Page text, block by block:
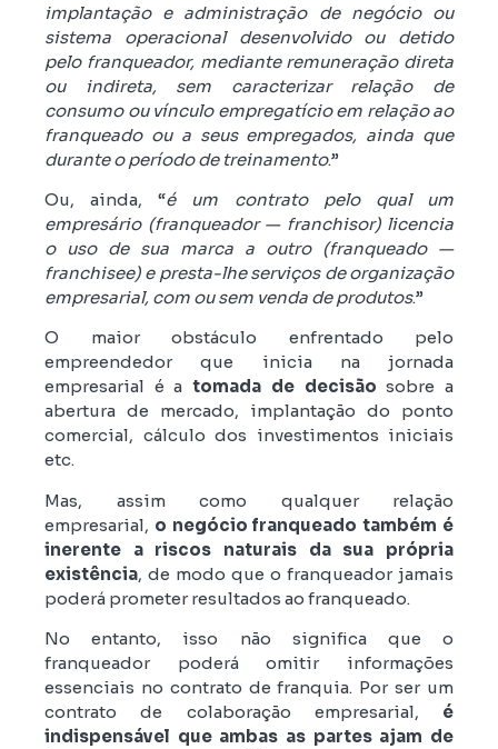
implantação e administração de negócio ou
sistema operacional desenvolvido ou detido
pelo franqueador, mediante remuneração direta
ou indireta, sem caracterizar relação de
consumo ou vínculo empregatício em relação ao
franqueado ou a seus empregados, ainda que
durante o período de treinamento.”
Ou, ainda, “é um contrato pelo qual um
empresário (franqueador — franchisor) licencia
o uso de sua marca a outro (franqueado —
franchisee) e presta-lhe serviços de organização
empresarial, com ou sem venda de produtos.”
O maior obstáculo enfrentado pelo
empreendedor que inicia na jornada
empresarial é atomada de decisão sobre a
abertura de mercado, implantação do ponto
comercial, cálculo dos investimentos iniciais
etc.
Mas, assim como qualquer relação
empresarial, o negócio franqueado também é
inerente a riscos naturais da sua própria
existência, de modo que o franqueador jamais
poderá prometer resultados ao franqueado.
No entanto, isso não significa que o
franqueador poderá omitir informações
essenciais no contrato de franquia. Por ser um
contrato de colaboração empresarial, é
indispensável que ambas as partes ajam de